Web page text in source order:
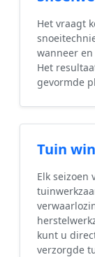
Het vraagt
wanneer
Het
gevormde
Tuin
Elk seizoen
kunt u
verzorgde